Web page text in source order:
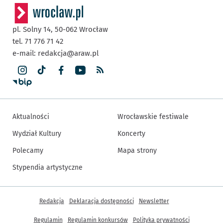
pl. Solny 14, 50-062 Wrocław
tel. 71 776 71 42
e-mail: redakcja@araw.pl
Aktualności
Wydział Kultury
Polecamy
Stypendia artystyczne
Wrocławskie festiwale
Koncerty
Mapa strony
Inne informacje
Redakcja Deklaracja dostępności Newsletter
Regulamin Regulamin konkursów Polityka prywatności